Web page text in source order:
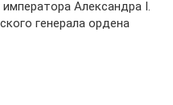
Александра I.
генерала ордена